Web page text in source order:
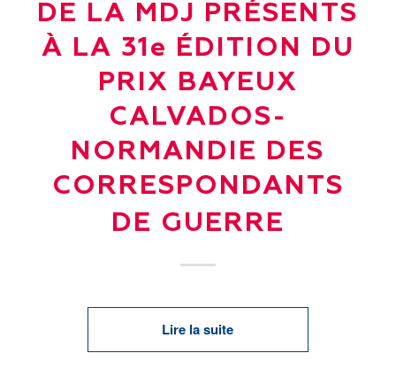
DE LA MDJ PRÉSENTS
À LA 31e ÉDITION DU
PRIX BAYEUX
CALVADOS-
NORMANDIE DES
CORRESPONDANTS
DE GUERRE
Lire la suite